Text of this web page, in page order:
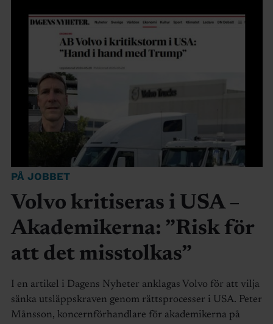
PÅ JOBBET
Volvo kritiseras i USA –
Akademikerna: ”Risk för
att det misstolkas”
I en artikel i Dagens Nyheter anklagas Volvo för att vilja
sänka utsläppskraven genom rättsprocesser i USA. Peter
Månsson, koncernförhandlare för akademikerna på